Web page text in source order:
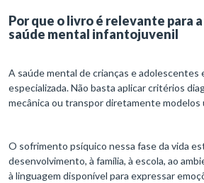
Por que o livro é relevante para
saúde mental infantojuvenil
A saúde mental de crianças e adolescentes
especializada. Não basta aplicar critérios
mecânica ou transpor diretamente modelos
O sofrimento psíquico nessa fase da vida
desenvolvimento, à família, à escola, ao
à linguagem disponível para expressar